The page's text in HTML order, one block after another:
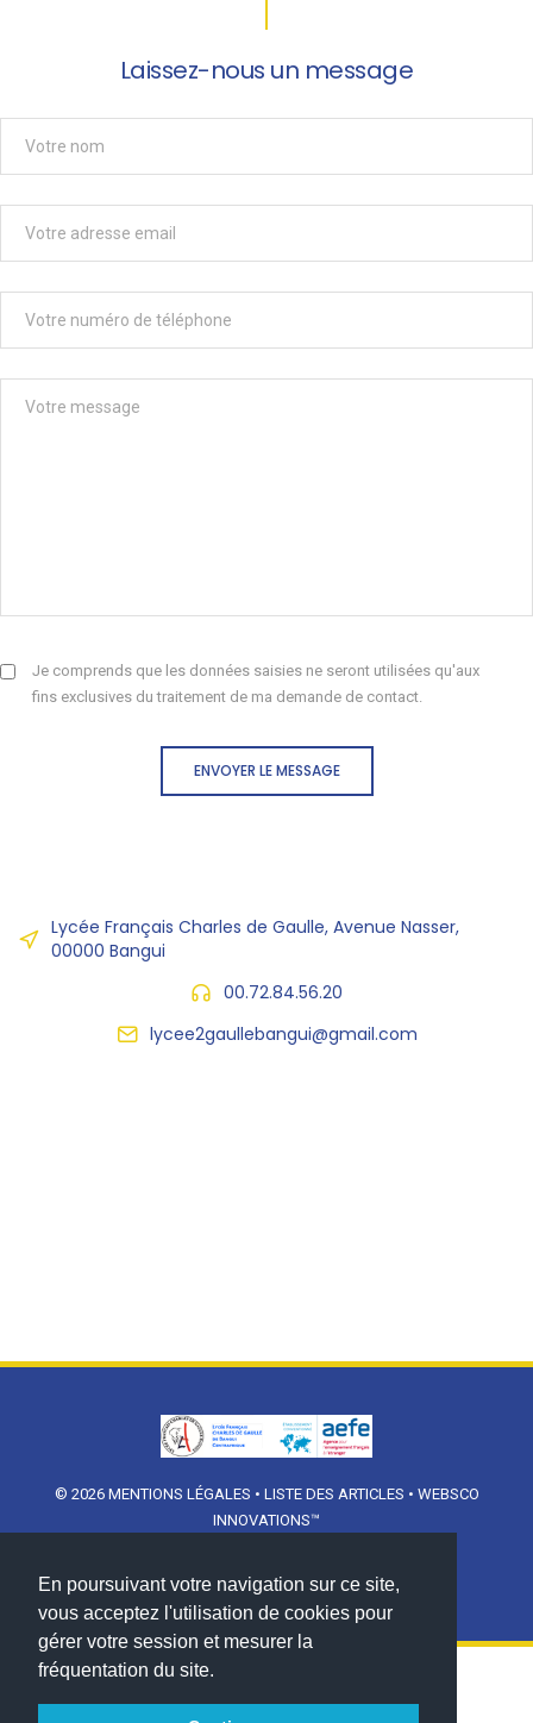
En poursuivant votre navigation sur ce site,
vous acceptez l'utilisation de cookies pour
gérer votre session et mesurer la
fréquentation du site.
Laissez-nous un message
Je comprends que les données saisies ne seront utilisées qu'aux
fins exclusives du traitement de ma demande de contact.
ENVOYER LE MESSAGE
Lycée Français Charles de Gaulle, Avenue Nasser,
00000 Bangui
00.72.84.56.20
lycee2gaullebangui@gmail.com
© 2026 MENTIONS LÉGALES • LISTE DES ARTICLES • WEBSCO
INNOVATIONS™